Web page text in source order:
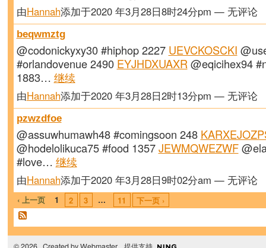
由Hannah添加于2020 年3月28日8时24分pm — 无评论
beqwmztg
@codonickyxy30 #hiphop 2227 UEVCKOSCKI
#orlandovenue 2490 EYJHDXUAXR @eqicihex94
1883… 继续
由Hannah添加于2020 年3月28日2时13分pm — 无评论
pzwzdfoe
@assuwhumawh48 #comingsoon 248
@hodelolikuca75 #food 1357JEWMQWEZWF
#love… 继续
由Hannah添加于2020 年3月28日9时02分am — 无评论
‹ 上一页 1 2 3 … 11 下一页 ›